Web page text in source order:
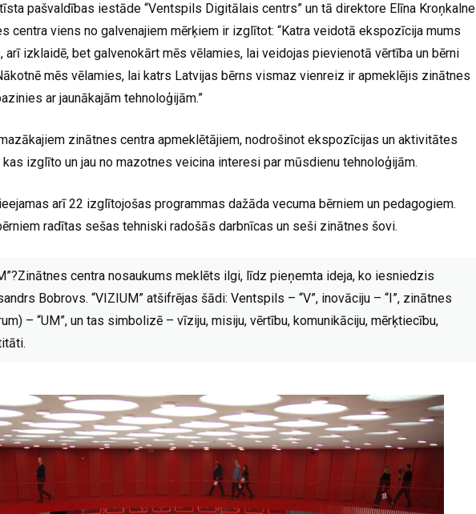
pašvaldības iestāde “Ventspils Digitālais centrs” un tā direktore Elīna Kroņkalne
centra viens no galvenajiem mērķiem ir izglītot: “Katra veidotā ekspozīcija mums
arī izklaidē, bet galvenokārt mēs vēlamies, lai veidojas pievienotā vērtība un bērni
mēs vēlamies, lai katrs Latvijas bērns vismaz vienreiz ir apmeklējis zinātnes
ar jaunākajām tehnoloģijām.”
zinātnes centra apmeklētājiem, nodrošinot ekspozīcijas un aktivitātes
kas izglīto un jau no mazotnes veicina interesi par mūsdienu tehnoloģijām.
arī 22 izglītojošas programmas dažāda vecuma bērniem un pedagogiem.
radītas sešas tehniski radošās darbnīcas un seši zinātnes šovi.
centra nosaukums meklēts ilgi, līdz pieņemta ideja, ko iesniedzis
Bobrovs. “VIZIUM” atšifrējas šādi: Ventspils – “V”, inovāciju – “I”, zinātnes
– “UM”, un tas simbolizē – vīziju, misiju, vērtību, komunikāciju, mērķtiecību,